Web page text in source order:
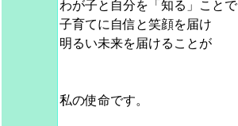
わが子と自分を「知る」ことで
子育てに自信と笑顔を届け
明るい未来を届けることが
私の使命です。